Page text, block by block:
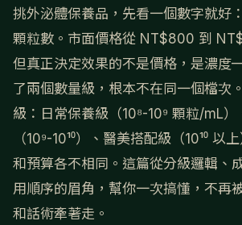
挑外泌體保養品，先看一個數字就好
顆粒數。市面價格從 NT$800 到
但真正決定效果的不是價格，是濃度
了兩個數量級，根本不在同一個檔次
級：日常保養級（10⁸-10⁹ 顆粒/mL）
（10⁹-10¹⁰）、醫美搭配級（10¹⁰ 以
和預算各不相同。這篇從分級邏輯、
用順序的眉角，幫你一次搞懂，不再
和話術牽著走。